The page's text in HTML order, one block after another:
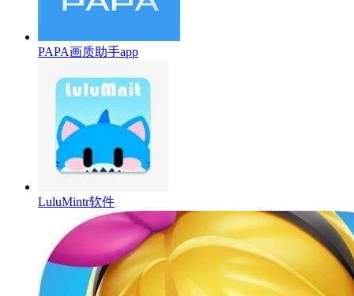
PAPA画质助手app
LuluMintr软件